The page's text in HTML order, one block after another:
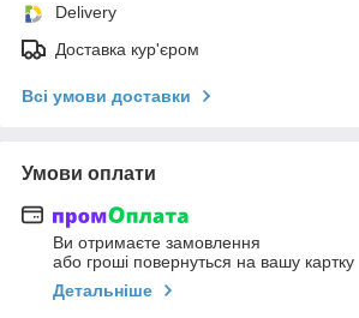
Delivery
Доставка кур'єром
Всі умови доставки
Умови оплати
Ви отримаєте замовлення
або гроші повернуться на вашу картку
Детальніше